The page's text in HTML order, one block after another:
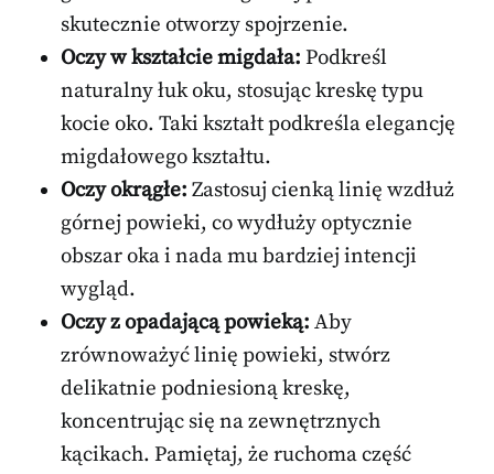
skutecznie otworzy spojrzenie.
Oczy w kształcie migdała: Podkreśl
naturalny łuk oku, stosując kreskę typu
kocie oko. Taki kształt podkreśla elegancję
migdałowego kształtu.
Oczy okrągłe: Zastosuj cienką linię wzdłuż
górnej powieki, co wydłuży optycznie
obszar oka i nada mu bardziej intencji
wygląd.
Oczy z opadającą powieką: Aby
zrównoważyć linię powieki, stwórz
delikatnie podniesioną kreskę,
koncentrując się na zewnętrznych
kącikach. Pamiętaj, że ruchoma część